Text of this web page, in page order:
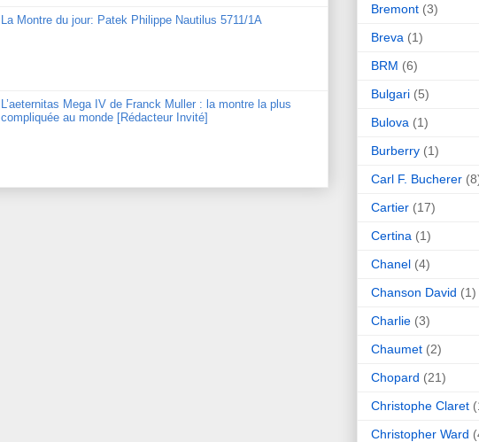
La Montre du jour: Patek Philippe Nautilus 5711/1A
L’aeternitas Mega IV de Franck Muller : la montre la plus
compliquée au monde [Rédacteur Invité]
Bremont (3)
Breva (1)
BRM (6)
Bulgari (5)
Bulova (1)
Burberry (1)
Carl F. Bucherer
Cartier (17)
Certina (1)
Chanel (4)
Chanson David (1)
Charlie (3)
Chaumet (2)
Chopard (21)
Christophe Claret
Christopher Ward